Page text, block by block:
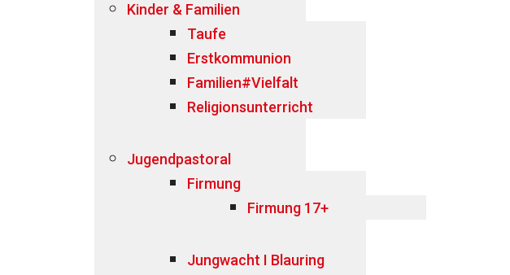
Kinder & Familien
Taufe
Erstkommunion
Familien#Vielfalt
Religionsunterricht
Jugendpastoral
Firmung
Firmung 17+
Jungwacht I Blauring